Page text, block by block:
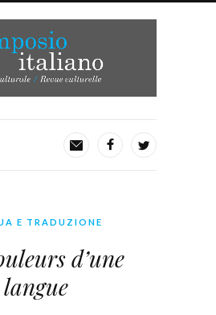
E TRADUZIONE
d’une
langue